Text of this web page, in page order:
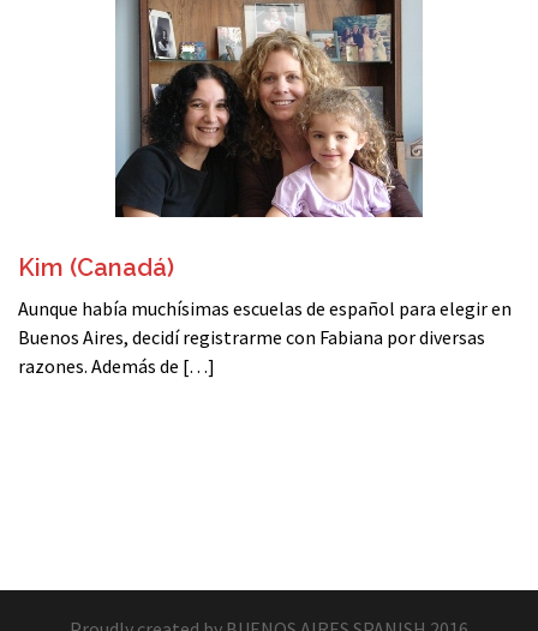
Kim (Canadá)
Aunque había muchísimas escuelas de español para elegir en
Buenos Aires, decidí registrarme con Fabiana por diversas
razones. Además de […]